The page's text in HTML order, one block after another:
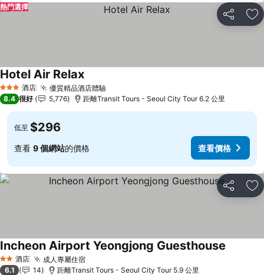
分享 放
熱門選擇
3 星級 酒店 優質精品酒店體驗
Hotel Air Relax
8.4 很好 5,776 距離Transit Tours - Seoul City Tour 6.2 公里
低至 $296
查看 9 個網站的價格 查看價格
分享 放
2 星級酒店 成人專屬住宿
Incheon Airport Yeongjong Guesthouse
6.1 14 距離Transit Tours - Seoul City Tour 5.9 公里